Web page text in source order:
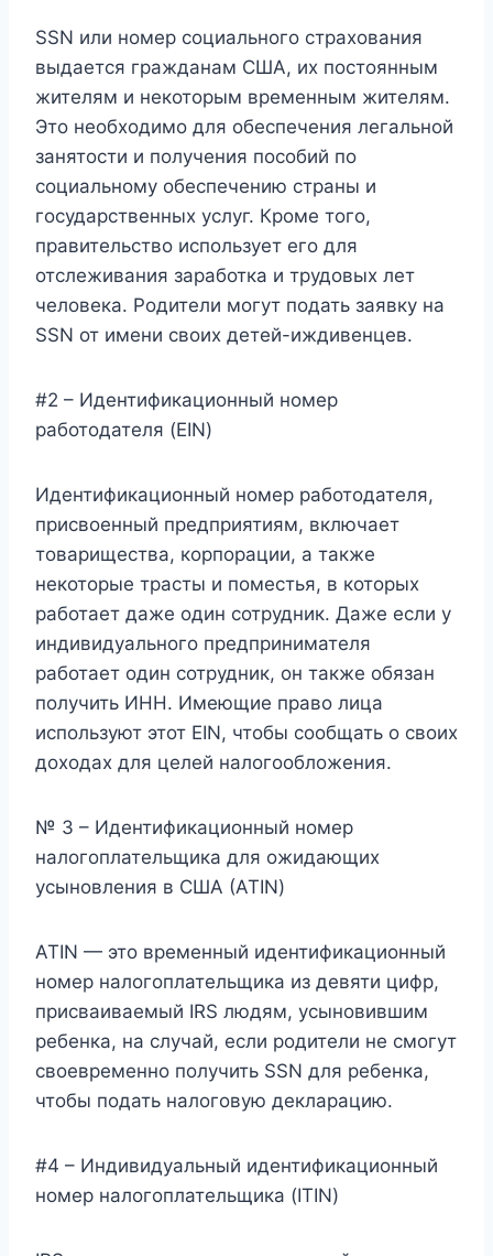
SSN или номер социального страхования
выдается гражданам США, их постоянным
жителям и некоторым временным жителям.
Это необходимо для обеспечения легальной
занятости и получения пособий по
социальному обеспечению страны и
государственных услуг. Кроме того,
правительство использует его для
отслеживания заработка и трудовых лет
человека. Родители могут подать заявку на
SSN от имени своих детей-иждивенцев.
#2 – Идентификационный номер
работодателя (EIN)
Идентификационный номер работодателя,
присвоенный предприятиям, включает
товарищества, корпорации, а также
некоторые трасты и поместья, в которых
работает даже один сотрудник. Даже если у
индивидуального предпринимателя
работает один сотрудник, он также обязан
получить ИНН. Имеющие право лица
используют этот EIN, чтобы сообщать о своих
доходах для целей налогообложения.
№ 3 – Идентификационный номер
налогоплательщика для ожидающих
усыновления в США (ATIN)
ATIN — это временный идентификационный
номер налогоплательщика из девяти цифр,
присваиваемый IRS людям, усыновившим
ребенка, на случай, если родители не смогут
своевременно получить SSN для ребенка,
чтобы подать налоговую декларацию.
#4 – Индивидуальный идентификационный
номер налогоплательщика (ITIN)